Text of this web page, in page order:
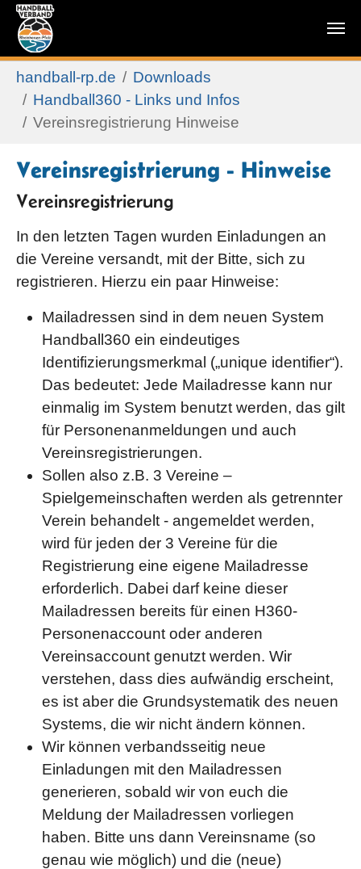
Zum Hauptinhalt springen
Sie sind hier:
handball-rp.de
Downloads
Handball360 - Links und Infos
Vereinsregistrierung Hinweise
Vereinsregistrierung - Hinweise
Vereinsregistrierung
In den letzten Tagen wurden Einladungen an
die Vereine versandt, mit der Bitte, sich zu
registrieren. Hierzu ein paar Hinweise:
Mailadressen sind in dem neuen System
Handball360 ein eindeutiges
Identifizierungsmerkmal („unique identifier“).
Das bedeutet: Jede Mailadresse kann nur
einmalig im System benutzt werden, das gilt
für Personenanmeldungen und auch
Vereinsregistrierungen.
Sollen also z.B. 3 Vereine –
Spielgemeinschaften werden als getrennter
Verein behandelt - angemeldet werden,
wird für jeden der 3 Vereine für die
Registrierung eine eigene Mailadresse
erforderlich. Dabei darf keine dieser
Mailadressen bereits für einen H360-
Personenaccount oder anderen
Vereinsaccount genutzt werden. Wir
verstehen, dass dies aufwändig erscheint,
es ist aber die Grundsystematik des neuen
Systems, die wir nicht ändern können.
Wir können verbandsseitig neue
Einladungen mit den Mailadressen
generieren, sobald wir von euch die
Meldung der Mailadressen vorliegen
haben. Bitte uns dann Vereinsname (so
genau wie möglich) und die (neue)